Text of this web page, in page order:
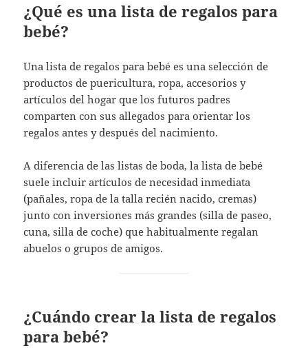
¿Qué es una lista de regalos para
bebé?
Una lista de regalos para bebé es una selección de
productos de puericultura, ropa, accesorios y
artículos del hogar que los futuros padres
comparten con sus allegados para orientar los
regalos antes y después del nacimiento.
A diferencia de las listas de boda, la lista de bebé
suele incluir artículos de necesidad inmediata
(pañales, ropa de la talla recién nacido, cremas)
junto con inversiones más grandes (silla de paseo,
cuna, silla de coche) que habitualmente regalan
abuelos o grupos de amigos.
¿Cuándo crear la lista de regalos
para bebé?